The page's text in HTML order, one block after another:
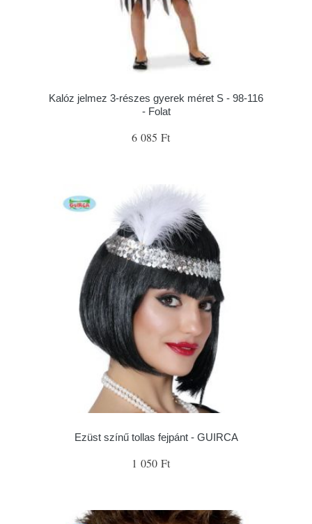
Kalóz jelmez 3-részes gyerek méret S - 98-116
- Folat
6 085 Ft
Ezüst színű tollas fejpánt - GUIRCA
1 050 Ft